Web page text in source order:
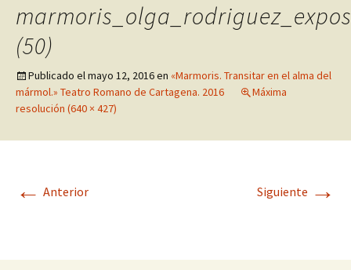
(50)
Publicado elmayo 12, 2016en «Marmoris. Transitar en el alma del
mármol.» Teatro Romano de Cartagena. 2016
Máxima
resolución (640 × 427)
← Anterior Siguiente →